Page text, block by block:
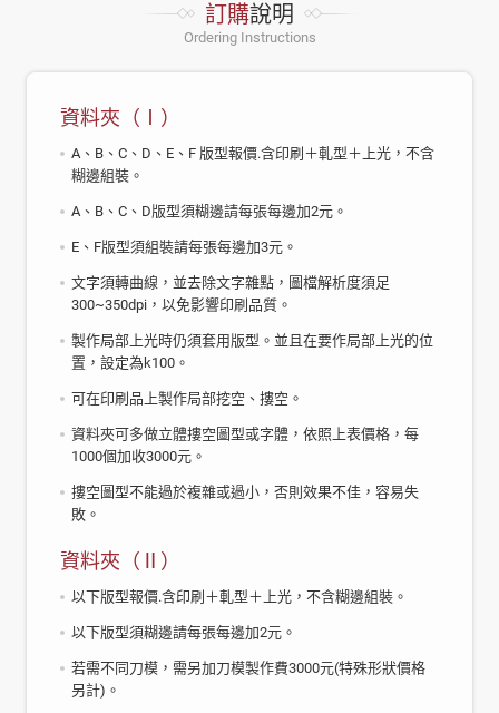
訂購說明
Ordering Instructions
資料夾（Ⅰ）
A、B、C、D、E、F 版型報價.含印刷＋軋型＋上光，不含
糊邊組裝。
A、B、C、D版型須糊邊請每張每邊加2元。
E、F版型須組裝請每張每邊加3元。
文字須轉曲線，並去除文字雜點，圖檔解析度須足
300~350dpi，以免影響印刷品質。
製作局部上光時仍須套用版型。並且在要作局部上光的位
置，設定為k100。
可在印刷品上製作局部挖空、摟空。
資料夾可多做立體摟空圖型或字體，依照上表價格，每
1000個加收3000元。
摟空圖型不能過於複雜或過小，否則效果不佳，容易失
敗。
資料夾（Ⅱ）
以下版型報價.含印刷＋軋型＋上光，不含糊邊組裝。
以下版型須糊邊請每張每邊加2元。
若需不同刀模，需另加刀模製作費3000元(特殊形狀價格
另計)。